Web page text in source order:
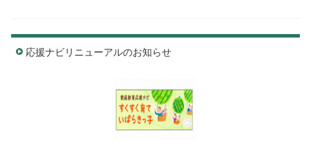
応援ナビリニューアルのお知らせ